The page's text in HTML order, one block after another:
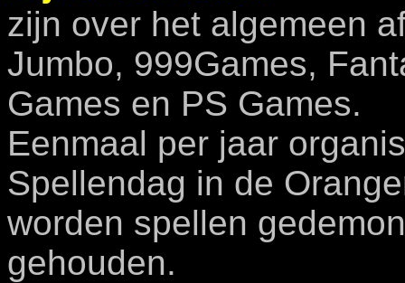
zijn over het algemeen
Jumbo, 999Games,
Games en PS Games.
Eenmaal per jaar
Spellendag in de
worden spellen
gehouden.